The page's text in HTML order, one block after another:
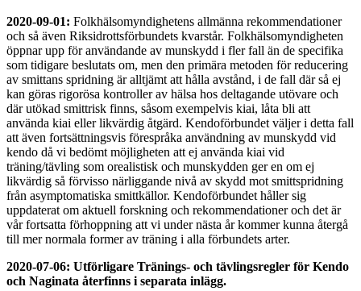
2020-09-01: Folkhälsomyndighetens allmänna rekommendationer
och så även Riksidrottsförbundets kvarstår. Folkhälsomyndigheten
öppnar upp för användande av munskydd i fler fall än de specifika
som tidigare beslutats om, men den primära metoden för reducering
av smittans spridning är alltjämt att hålla avstånd, i de fall där så ej
kan göras rigorösa kontroller av hälsa hos deltagande utövare och
där utökad smittrisk finns, såsom exempelvis kiai, låta bli att
använda kiai eller likvärdig åtgärd. Kendoförbundet väljer i detta fall
att även fortsättningsvis förespråka användning av munskydd vid
kendo då vi bedömt möjligheten att ej använda kiai vid
träning/tävling som orealistisk och munskydden ger en om ej
likvärdig så förvisso närliggande nivå av skydd mot smittspridning
från asymptomatiska smittkällor. Kendoförbundet håller sig
uppdaterat om aktuell forskning och rekommendationer och det är
vår fortsatta förhoppning att vi under nästa år kommer kunna återgå
till mer normala former av träning i alla förbundets arter.
2020-07-06: Utförligare Tränings- och tävlingsregler för Kendo
och Naginata återfinns i separata inlägg.